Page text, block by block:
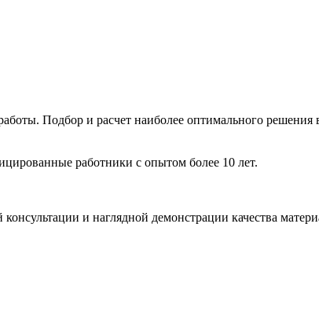
Подбор и расчет наиболее оптимального решения
работники с опытом более 10 лет.
и наглядной демонстрации качества